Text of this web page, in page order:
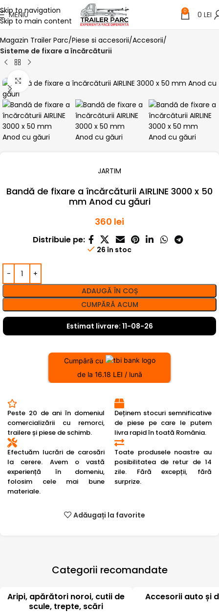
Skip to navigation
Skip to main content
MENIU 0 0 LEI
Magazin Trailer Parc Piese si accesorii Accesorii
Sisteme de fixare a încărcăturii
Click pentru a mari
JARTIM
Bandă de fixare a încărcăturii AIRLINE 3000 x 50
mm Anod cu găuri
360 lei
Distribuie pe:
26 în stoc
ADAUGĂ ÎN COȘ
CUMPĂRĂ ACUM
Estimat livrare: 11-08-26
Cumpără cu
de la 16.18 LEI / lună
Peste 20 de ani în domeniul
comercializării cu remorci,
trailere și piese de schimb.
Efectuăm lucrări de carosări
la cerere. Avem o vastă
experiență în domeniu,
folosim cele mai bune
materiale.
Deținem stocuri semnificative
de piese pe care le putem
livra rapid în toată România.
Toate produsele noastre au
posibilitatea de retur de 14
zile. Fără excepții, fără
surprize.
Adăugați la favorite
Categorii recomandate
Aripi, apărători noroi, cutii de
scule, trepte, scări
Accesorii auto și